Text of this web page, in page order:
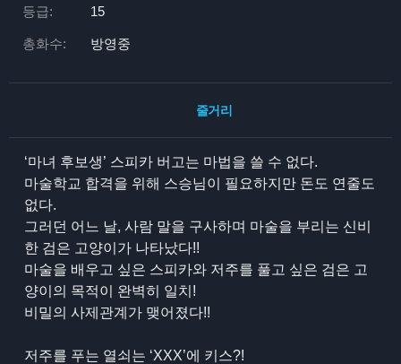
등급: 15
총화수: 방영중
줄거리
‘마녀 후보생’ 스피카 버고는 마법을 쓸 수 없다.
마술학교 합격을 위해 스승님이 필요하지만 돈도 연줄도
없다.
그러던 어느 날, 사람 말을 구사하며 마술을 부리는 신비
한 검은 고양이가 나타났다!!
마술을 배우고 싶은 스피카와 저주를 풀고 싶은 검은 고
양이의 목적이 완벽히 일치!
비밀의 사제관계가 맺어졌다!!
저주를 푸는 열쇠는 ‘XXX’에 키스?!